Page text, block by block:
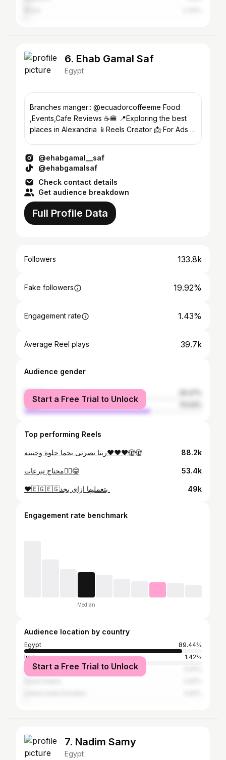
6. Ehab Gamal Saf
Egypt
Branches manger:: @ecuadorcoffeeme Food
,Events,Cafe Reviews ☕🍔 📍Exploring the best
places in Alexandria 📱Reels Creator 📩 For Ads &
@ehabgamal__saf
@ehabgamalsaf
Check contact details
Get audience breakdown
Full Profile Data
Followers 133.8k
Fake followers 19.92%
Engagement rate 1.43%
Average Reel plays 39.7k
Audience gender
female
male
Start a Free Trial to Unlock
Top performing Reels
ربنا نصرنى بحما حلوة وحنينه❤️❤️❤️🫣🫣 88.2k
محتاج تبرعات🤷‍♂️😂 53.4k
49k
Engagement rate benchmark
Median
Audience location by country
Egypt
89.44%
Iraq
1.42%
Morocco
Start a Free Trial to Unlock
7. Nadim Samy
Egypt